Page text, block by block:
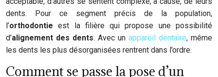
dents. Pour ce segment précis de la population,
l’orthodontie est la filière qui propose une possibilité
d’alignement des dents. Avec un appareil dentaire, même
les dents les plus désorganisées rentrent dans l’ordre.
Comment se passe la pose d’un